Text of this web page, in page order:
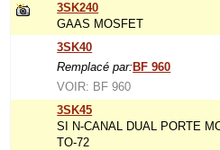
3SK240
GAAS MOSFET
3SK40
Remplacé par: BF 960
VOIR: BF 960
3SK45
SI N-CANAL DUAL PORTE
TO-72